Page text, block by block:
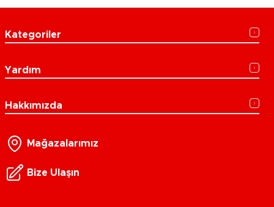
Kategoriler
Yardım
Hakkımızda
Mağazalarımız
Bize Ulaşın